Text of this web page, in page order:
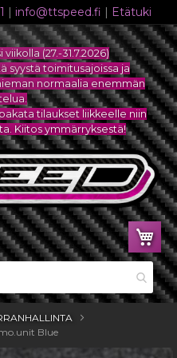
| info@ttspeed.fi | Etätuki
(27.-31.7.2026)
syystä toimitusajoissa ja
normaalia enemmän
tilaukset liikkeelle niin
Kiitos ymmärryksestä!
Blue